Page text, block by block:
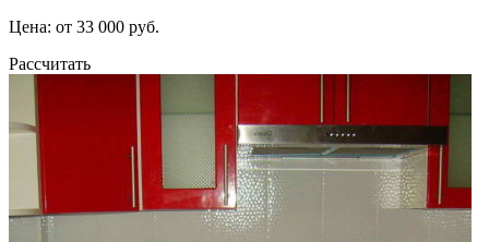
Цена: от 33 000 руб.
Рассчитать